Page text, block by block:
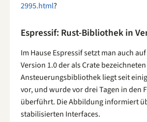
2995.html?
Espressif: Rust-Bibliothek in
Im Hause Espressif setzt man auch
Version 1.0 der als Crate bezeichneten
Ansteuerungsbibliothek liegt seit
vor, und wurde vor drei Tagen in den
überführt. Die Abbildung informiert
stabilisierten Interfaces.